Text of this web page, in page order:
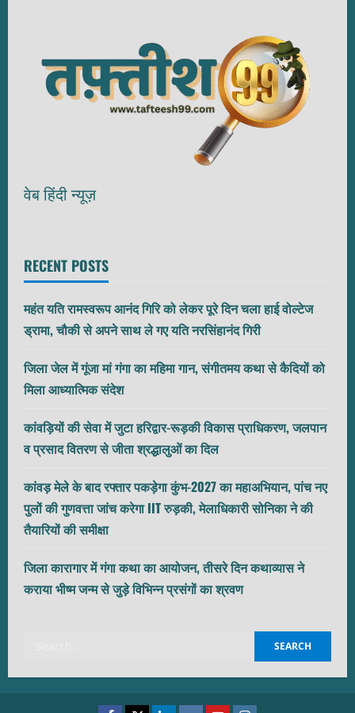
वेब हिंदी न्यूज़
RECENT POSTS
महंत यति रामस्वरूप आनंद गिरि को लेकर पूरे दिन चला हाई वोल्टेज
ड्रामा, चौकी से अपने साथ ले गए यति नरसिंहानंद गिरी
जिला जेल में गूंजा मां गंगा का महिमा गान, संगीतमय कथा से कैदियों को
मिला आध्यात्मिक संदेश
कांवड़ियों की सेवा में जुटा हरिद्वार-रूड़की विकास प्राधिकरण, जलपान
व प्रसाद वितरण से जीता श्रद्धालुओं का दिल
कांवड़ मेले के बाद रफ्तार पकड़ेगा कुंभ-2027 का महाअभियान, पांच नए
पुलों की गुणवत्ता जांच करेगा IIT रुड़की, मेलाधिकारी सोनिका ने की
तैयारियों की समीक्षा
जिला कारागार में गंगा कथा का आयोजन, तीसरे दिन कथाव्यास ने
कराया भीष्म जन्म से जुड़े विभिन्न प्रसंगों का श्रवण